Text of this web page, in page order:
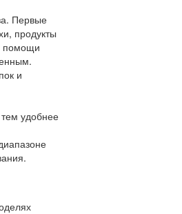
Первые
продукты
помощи
и
удобнее